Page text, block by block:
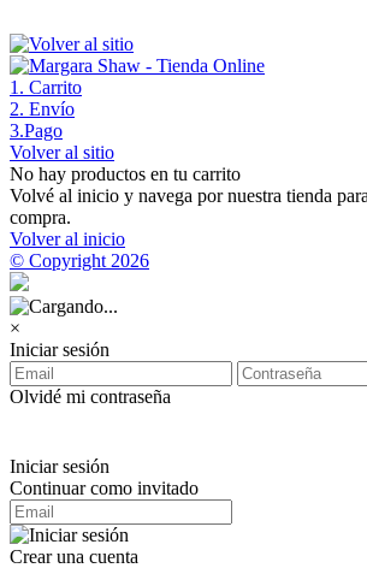
1 . Carrito
2. Envío
3.Pago
Volver al sitio
No hay productos en tu carrito
Volvé al inicio y navega por nuestra tienda
compra.
Volver al inicio
© Copyright 2026
×
Iniciar sesión
Olvidé mi contraseña
Iniciar sesión
Continuar como invitado
Crear una cuenta